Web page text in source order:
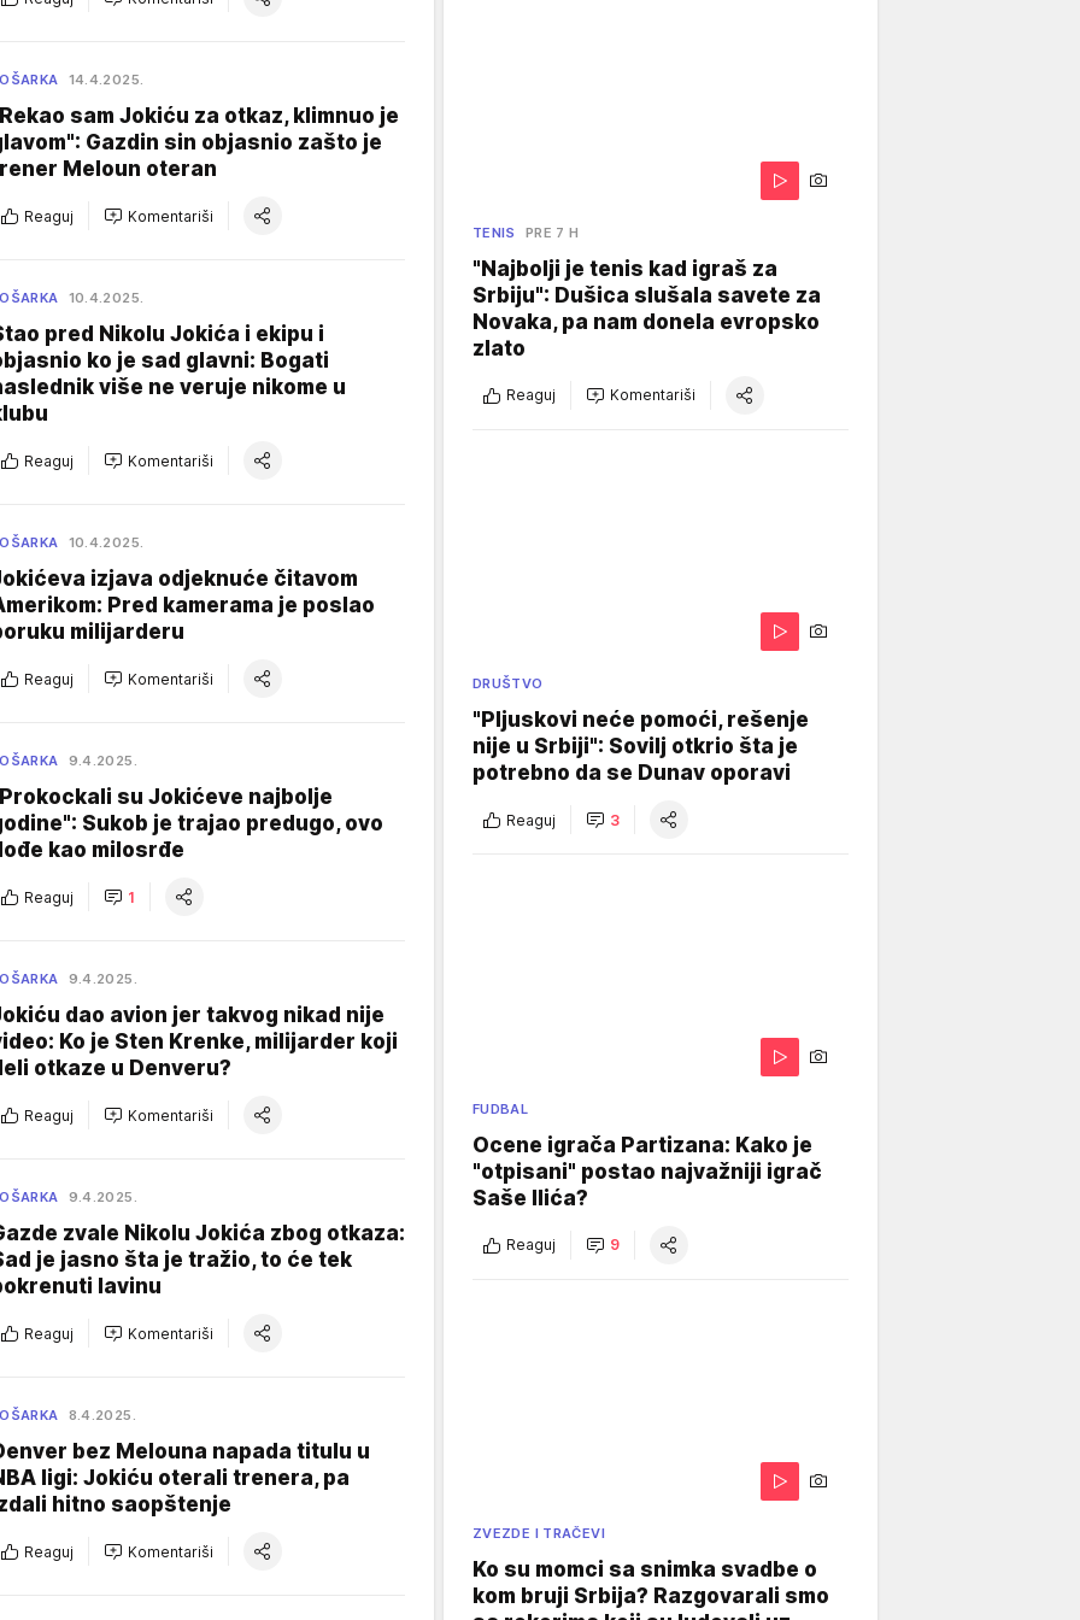
14.4.2025.
sam Jokiću za otkaz, klimnuo je
Gazdin sin objasnio zašto je
Meloun oteran
Reaguj Komentariši
10.4.2025.
pred Nikolu Jokića i ekipu i
ko je sad glavni: Bogati
više ne veruje nikome u
Reaguj Komentariši
10.4.2025.
izjava odjeknuće čitavom
Pred kamerama je poslao
milijarderu
Reaguj Komentariši
9.4.2025.
su Jokićeve najbolje
Sukob je trajao predugo, ovo
kao milosrđe
Reaguj 1
9.4.2025.
dao avion jer takvog nikad nije
Ko je Sten Krenke, milijarder koji
otkaze u Denveru?
Reaguj Komentariši
9.4.2025.
zvale Nikolu Jokića zbog otkaza:
je jasno šta je tražio, to će tek
lavinu
Reaguj Komentariši
8.4.2025.
bez Melouna napada titulu u
ligi: Jokiću oterali trenera, pa
hitno saopštenje
Reaguj Komentariši
TENIS PRE 7 H
"Najbolji je tenis kad igraš za
Srbiju": Dušica slušala savete za
Novaka, pa nam donela evropsko
zlato
Reaguj Komentariši
DRUŠTVO
"Pljuskovi neće pomoći, rešenje
nije u Srbiji": Sovilj otkrio šta je
potrebno da se Dunav oporavi
Reaguj 3
FUDBAL
Ocene igrača Partizana: Kako je
"otpisani" postao najvažniji igrač
Saše Ilića?
Reaguj 9
ZVEZDE I TRAČEVI
Ko su momci sa snimka svadbe o
kom bruji Srbija? Razgovarali smo